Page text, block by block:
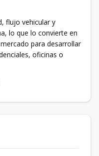
flujo vehicular y
lo que lo convierte en
para desarrollar
oficinas o